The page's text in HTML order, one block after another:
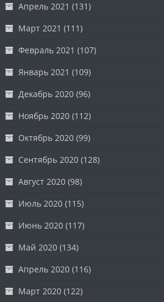
Апрель 2021 (131)
Март 2021 (111)
Февраль 2021 (107)
Январь 2021 (109)
Декабрь 2020 (96)
Ноябрь 2020 (112)
Октябрь 2020 (99)
Сентябрь 2020 (128)
Август 2020 (98)
Июль 2020 (115)
Июнь 2020 (117)
Май 2020 (134)
Апрель 2020 (116)
Март 2020 (122)